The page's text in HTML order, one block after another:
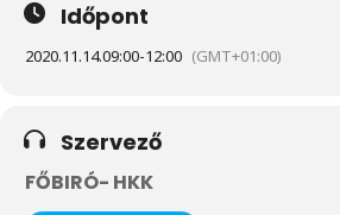
Időpont
2020.11.14.09:00-12:00 (GMT+01:00)
Szervező
FŐBIRÓ- HKK